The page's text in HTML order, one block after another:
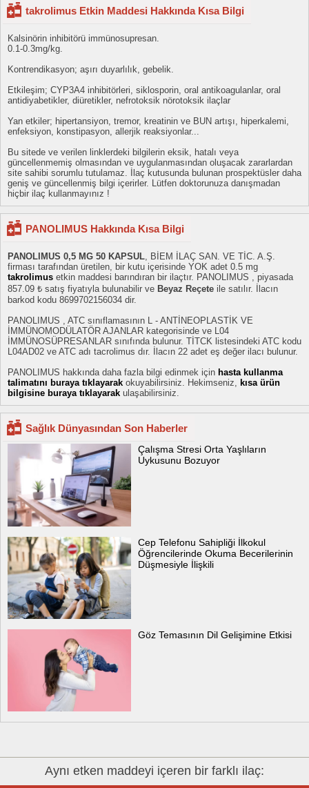
takrolimus Etkin Maddesi Hakkında Kısa Bilgi
Kalsinörin inhibitörü immünosupresan.
0.1-0.3mg/kg.
Kontrendikasyon; aşırı duyarlılık, gebelik.
Etkileşim; CYP3A4 inhibitörleri, siklosporin, oral antikoagulanlar, oral
antidiyabetikler, diüretikler, nefrotoksik nörotoksik ilaçlar
Yan etkiler; hipertansiyon, tremor, kreatinin ve BUN artışı, hiperkalemi,
enfeksiyon, konstipasyon, allerjik reaksiyonlar...
Bu sitede ve verilen linklerdeki bilgilerin eksik, hatalı veya
güncellenmemiş olmasından ve uygulanmasından oluşacak zararlardan
site sahibi sorumlu tutulamaz. İlaç kutusunda bulunan prospektüsler daha
geniş ve güncellenmiş bilgi içerirler. Lütfen doktorunuza danışmadan
hiçbir ilaç kullanmayınız !
PANOLIMUS Hakkında Kısa Bilgi
PANOLIMUS 0,5 MG 50 KAPSUL, BİEM İLAÇ SAN. VE TİC. A.Ş.
firması tarafından üretilen, bir kutu içerisinde YOK adet 0.5 mg
takrolimus etkin maddesi barındıran bir ilaçtır. PANOLIMUS , piyasada
857.09 ₺ satış fiyatıyla bulunabilir ve Beyaz Reçete ile satılır. İlacın
barkod kodu 8699702156034 dir.
PANOLIMUS , ATC sınıflamasının L - ANTİNEOPLASTİK VE
İMMÜNOMODÜLATÖR AJANLAR kategorisinde ve L04
İMMÜNOSÜPRESANLAR sınıfında bulunur. TİTCK listesindeki ATC kodu
L04AD02 ve ATC adı tacrolimus dır. İlacın 22 adet eş değer ilacı bulunur.
PANOLIMUS hakkında daha fazla bilgi edinmek için hasta kullanma
talimatını buraya tıklayarak okuyabilirsiniz. Hekimseniz, kısa ürün
bilgisine buraya tıklayarak ulaşabilirsiniz.
Sağlık Dünyasından Son Haberler
Çalışma Stresi Orta Yaşlıların
Uykusunu Bozuyor
Cep Telefonu Sahipliği İlkokul
Öğrencilerinde Okuma Becerilerinin
Düşmesiyle İlişkili
Göz Temasının Dil Gelişimine Etkisi
Aynı etken maddeyi içeren bir farklı ilaç: